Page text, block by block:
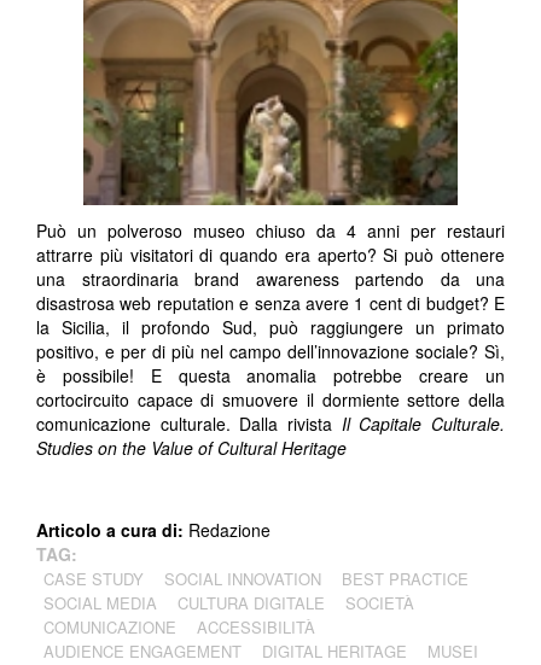
Può un polveroso museo chiuso da 4 anni per restauri
attrarre più visitatori di quando era aperto? Si può ottenere
una straordinaria brand awareness partendo da una
disastrosa web reputation e senza avere 1 cent di budget? E
la Sicilia, il profondo Sud, può raggiungere un primato
positivo, e per di più nel campo dell’innovazione sociale? Sì,
è possibile! E questa anomalia potrebbe creare un
cortocircuito capace di smuovere il dormiente settore della
comunicazione culturale. Dalla rivista Il Capitale Culturale.
Studies on the Value of Cultural Heritage
Articolo a cura di: Redazione
TAG:
CASE STUDY SOCIAL INNOVATION
BEST PRACTICE
SOCIAL MEDIA
CULTURA DIGITALE
SOCIETÀ
COMUNICAZIONE
ACCESSIBILITÀ
AUDIENCE ENGAGEMENT
DIGITAL HERITAGE MUSEI